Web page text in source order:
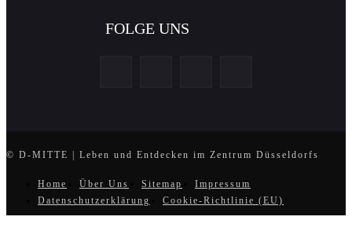
FOLGE UNS
© D-MITTE | Leben und Entdecken im Zentrum Düsseldorfs
Home Über Uns Sitemap
Impressum
Datenschutzerklärung
Cookie-Richtlinie (EU)